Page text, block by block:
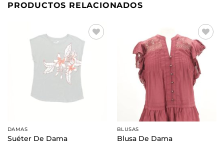
PRODUCTOS RELACIONADOS
Añadir
lista de
DAMAS
Suéter De Dama
Añadir
a la
lista de
deseos
BLUSAS
Blusa De Dama